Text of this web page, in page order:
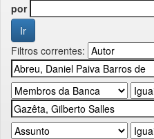
por
Filtros correntes: